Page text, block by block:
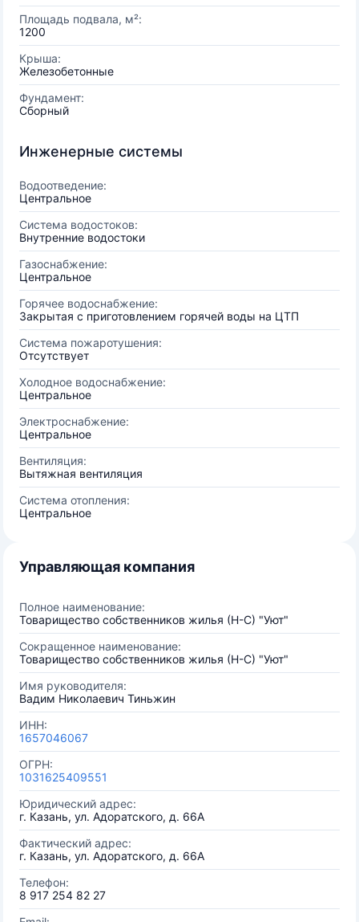
Площадь подвала, м²:
1200
Крыша:
Железобетонные
Фундамент:
Сборный
Инженерные системы
Водоотведение:
Центральное
Система водостоков:
Внутренние водостоки
Газоснабжение:
Центральное
Горячее водоснабжение:
Закрытая с приготовлением горячей воды на ЦТП
Система пожаротушения:
Отсутствует
Холодное водоснабжение:
Центральное
Электроснабжение:
Центральное
Вентиляция:
Вытяжная вентиляция
Система отопления:
Центральное
Управляющая компания
Полное наименование:
Товарищество собственников жилья (Н-С) "Уют"
Сокращенное наименование:
Товарищество собственников жилья (Н-С) "Уют"
Имя руководителя:
Вадим Николаевич Тиньжин
ИНН:
1657046067
ОГРН:
1031625409551
Юридический адрес:
г. Казань, ул. Адоратского, д. 66А
Фактический адрес:
г. Казань, ул. Адоратского, д. 66А
Телефон:
8 917 254 82 27